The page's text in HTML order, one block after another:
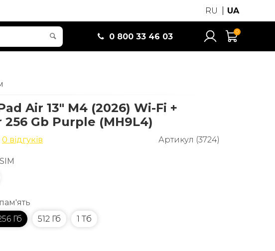
RU UA
0 800 33 46 03
0
Air 13" M4 (2026) Wi-Fi +
256 Gb Purple (MH9L4)
0 відгуків Артикул (3724)
Гб 512 Гб 1 Тб